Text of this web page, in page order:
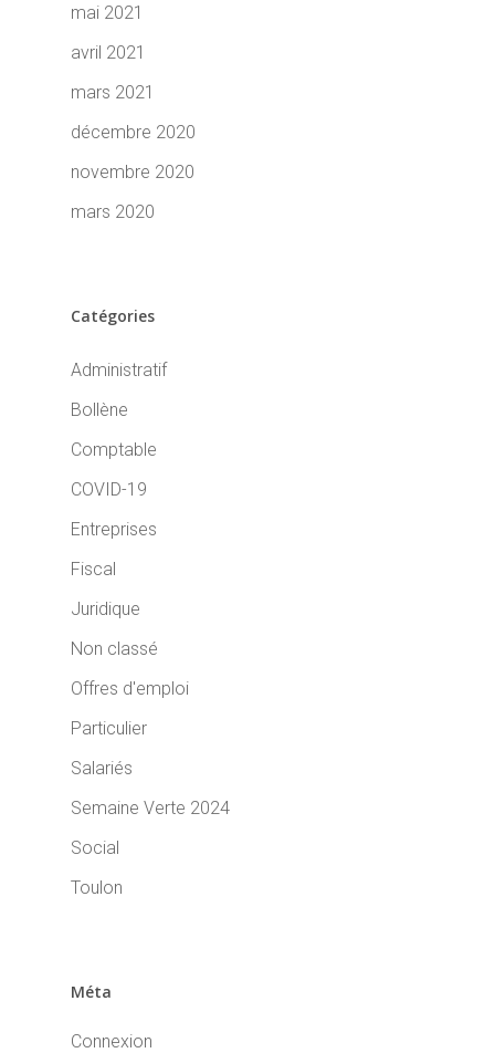
mai 2021
avril 2021
mars 2021
décembre 2020
novembre 2020
mars 2020
Catégories
Administratif
Bollène
Comptable
COVID-19
Entreprises
Fiscal
Juridique
Non classé
Offres d'emploi
Particulier
Salariés
Semaine Verte 2024
Social
Toulon
Méta
Connexion